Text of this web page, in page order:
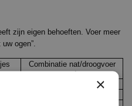
zijn eigen behoeften. Voer meer
ogen”.
Combinatie nat/droogvoer
per dag
×